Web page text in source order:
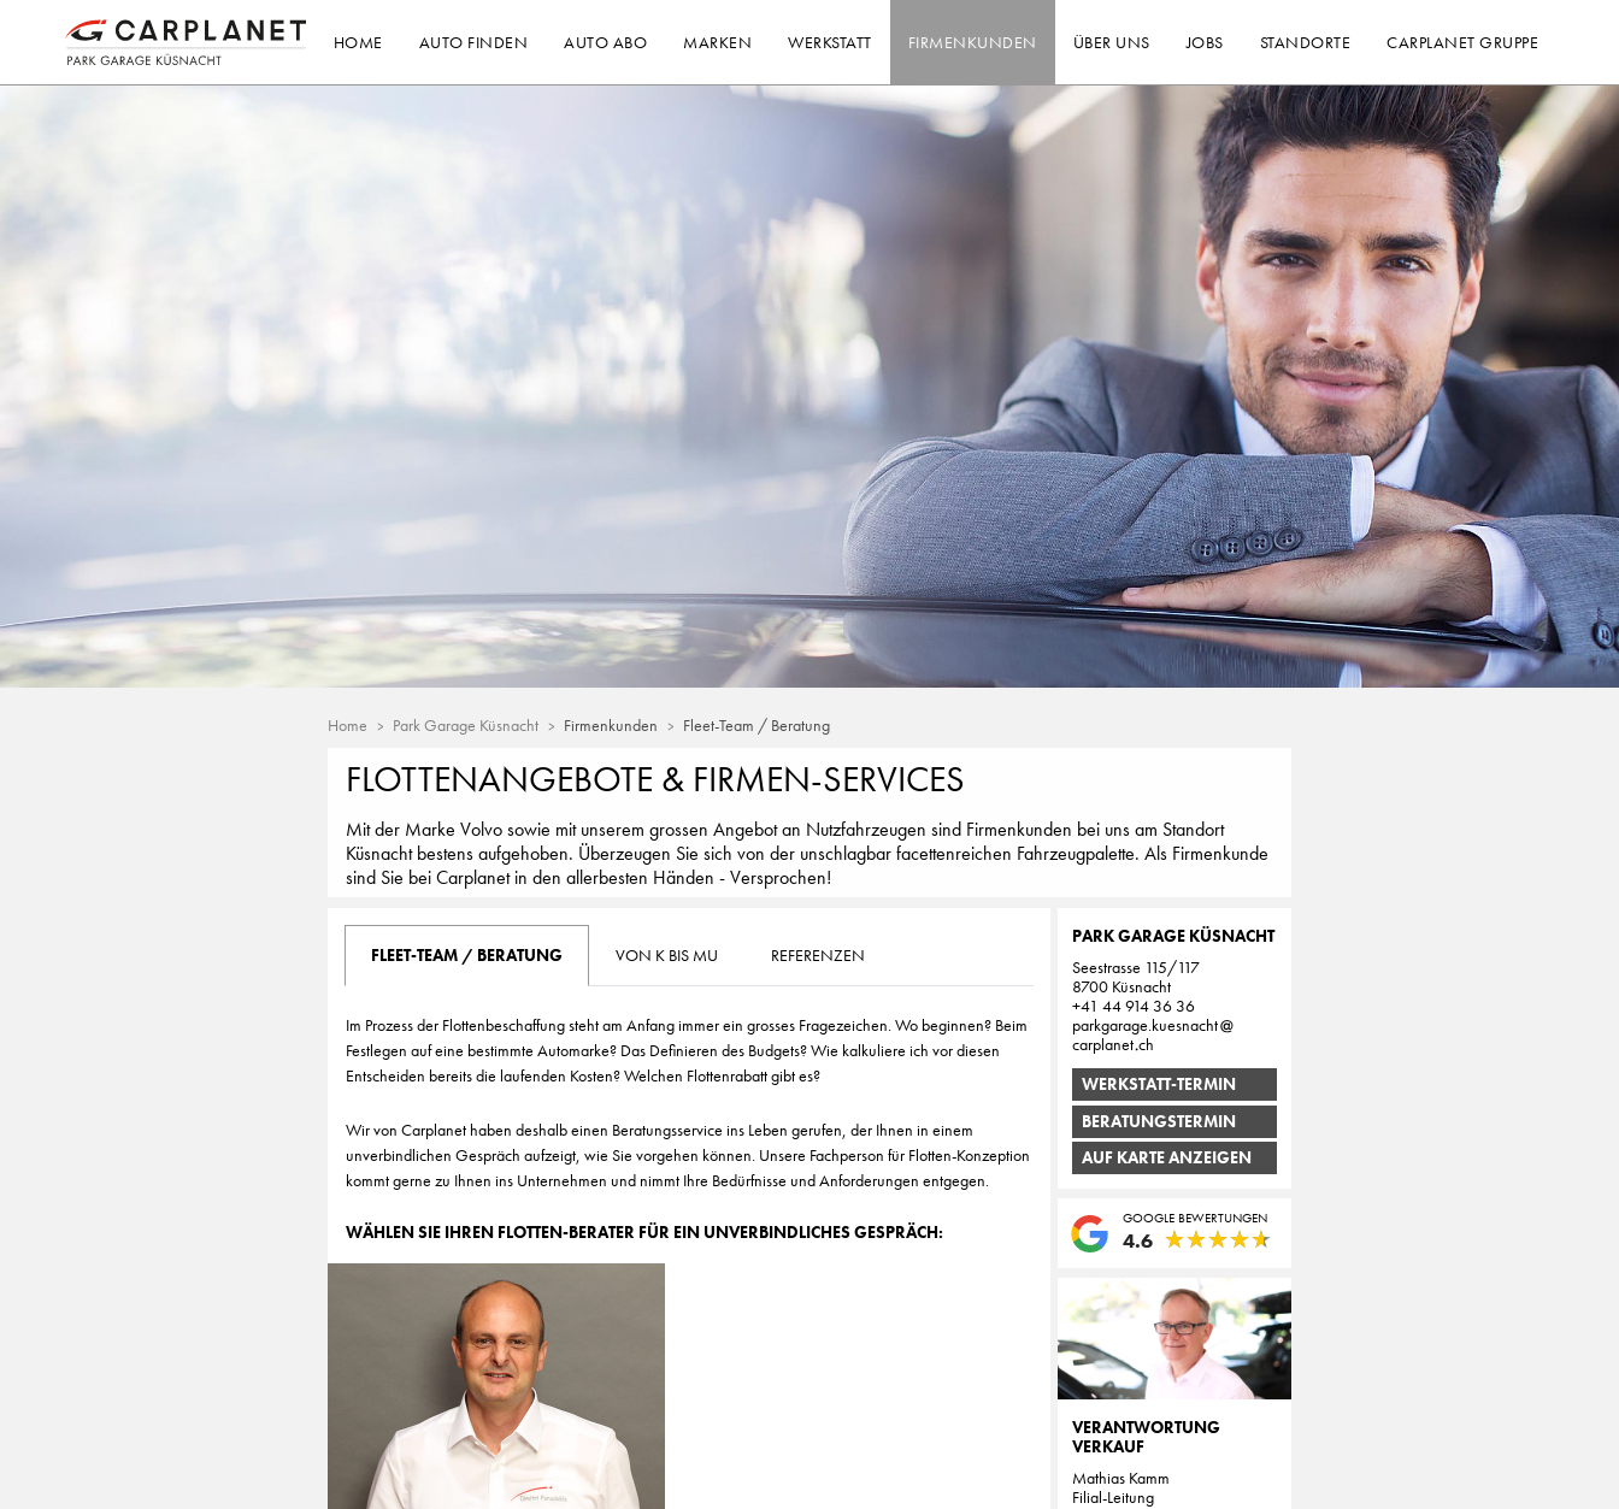
HOME AUTO FINDEN AUTO ABO MARKEN WERKSTATT FIRMENKUNDEN ÜBER UNS JOBS STANDORTE CARPLANET GRUPPE
Home Park Garage Küsnacht Firmenkunden Fleet-Team / Beratung
FLOTTENANGEBOTE & FIRMEN-SERVICES
Mit der Marke Volvo sowie mit unserem grossen Angebot an Nutzfahrzeugen sind Firmenkunden bei uns am Standort
Küsnacht bestens aufgehoben. Überzeugen Sie sich von der unschlagbar facettenreichen Fahrzeugpalette. Als Firmenkunde
sind Sie bei Carplanet in den allerbesten Händen - Versprochen!
FLEET-TEAM / BERATUNG VON K BIS MU REFERENZEN
Im Prozess der Flottenbeschaffung steht am Anfang immer ein grosses Fragezeichen. Wo beginnen? Beim
Festlegen auf eine bestimmte Automarke? Das Definieren des Budgets? Wie kalkuliere ich vor diesen
Entscheiden bereits die laufenden Kosten? Welchen Flottenrabatt gibt es?
Wir von Carplanet haben deshalb einen Beratungsservice ins Leben gerufen, der Ihnen in einem
unverbindlichen Gespräch aufzeigt, wie Sie vorgehen können. Unsere Fachperson für Flotten-Konzeption
kommt gerne zu Ihnen ins Unternehmen und nimmt Ihre Bedürfnisse und Anforderungen entgegen.
WÄHLEN SIE IHREN FLOTTEN-BERATER FÜR EIN UNVERBINDLICHES GESPRÄCH:
PARK GARAGE KÜSNACHT
Seestrasse 115/117
8700 Küsnacht
+41 44 914 36 36
parkgarage.kuesnacht
carplanet ch
WERKSTATT-TERMIN
BERATUNGSTERMIN
AUF KARTE ANZEIGEN
GOOGLE BEWERTUNGEN
4.6 ★★★★★
★★★★★
VERANTWORTUNG
VERKAUF
Mathias Kamm
Filial-Leitung